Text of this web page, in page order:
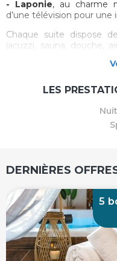
- Laponie, au charme
d’une télévision pour
Chaque suite dispose
jacuzzi, sauna, douche,
- La nuitée romantique,
- Le créneau spa
journée et profiter d’un
LES
DERNIÈRES
5